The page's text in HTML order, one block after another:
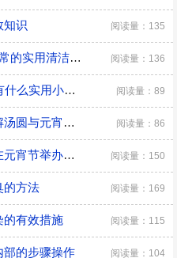
知识 阅读量：135
日常生活清洁小妙招 5个生活日常的实用清洁小技巧 阅读量：136
10个生活实用小技巧 生活当中有什么实用小技巧 阅读量：89
汤圆和元宵是不是一种东西 讲解汤圆与元宵的区别 阅读量：86
元宵传统民俗活动有哪些 具体在元宵节举办的传统民俗活动 阅读量：150
的方法 阅读量：169
的有效措施 阅读量：115
部的步骤操作 阅读量：104